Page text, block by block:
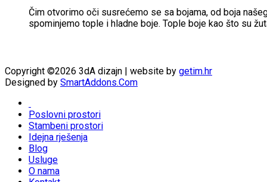
Čim otvorimo oči susrećemo se sa bojama, od boja
spominjemo tople i hladne boje. Tople boje kao što su
Copyright ©2026 3dA dizajn | website by getim.hr
Designed by SmartAddons.Com
Poslovni prostori
Stambeni prostori
Idejna rješenja
Blog
Usluge
O nama